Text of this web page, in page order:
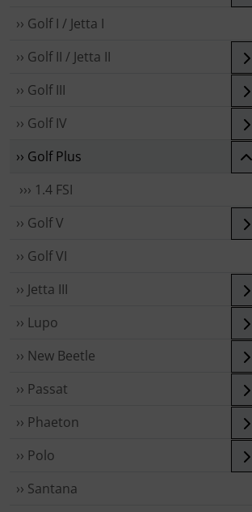
›› Golf I / Jetta I
›› Golf II / Jetta II
›› Golf III
›› Golf IV
›› Golf Plus
››› 1.4 FSI
›› Golf V
›› Golf VI
›› Jetta III
›› Lupo
›› New Beetle
›› Passat
›› Phaeton
›› Polo
›› Santana